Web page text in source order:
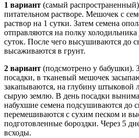
1 вариант (самый
питательном растворе. Мешочек с
раствор на 1 сутки. Затем семена
отправляются на полку
суток. После чего высушиваются до
высаживаются в грунт.
2 вариант (подсмотрено у бабушки).
посадки, в тканевый мешочек
закапываются, на глубину штыковой
сырую землю. В день посадки
набухшие семена подсушиваются до
перемешиваются с сухим песком и
подготовленные бороздки. Через 5
всходы.